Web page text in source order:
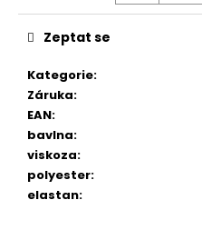
Kategorie:
Záruka:
EAN:
bavlna:
viskoza:
polyester:
elastan:
Zeptat se